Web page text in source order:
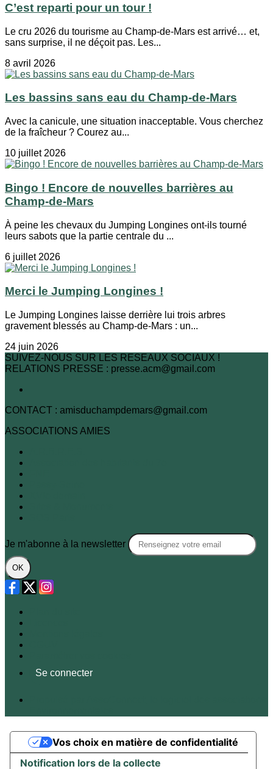
C’est reparti pour un tour !
Le cru 2026 du tourisme au Champ-de-Mars est arrivé… et,
sans surprise, il ne déçoit pas. Les...
8 avril 2026
Les bassins sans eau du Champ-de-Mars
Avec la canicule, une situation inacceptable. Vous cherchez
de la fraîcheur ? Courez au...
10 juillet 2026
Bingo ! Encore de nouvelles barrières au
Champ-de-Mars
À peine les chevaux du Jumping Longines ont-ils tourné
leurs sabots que la partie centrale du ...
6 juillet 2026
Merci le Jumping Longines !
Le Jumping Longines laisse derrière lui trois arbres
gravement blessés au Champ-de-Mars : un...
24 juin 2026
SUIVEZ-NOUS SUR LES RESEAUX SOCIAUX !
RELATIONS PRESSE : presse.acm@gmail.com
CONTACT : amisduchampdemars@gmail.com
ASSOCIATIONS AMIES
Je m'abonne à la newsletter
OK
Se connecter
Notification lors de la collecte
Vos choix en matière de confidentialité